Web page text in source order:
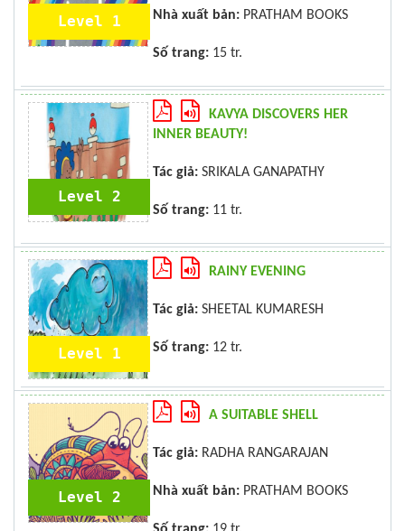
Level 1 Nhà xuất bản: PRATHAM BOOKS
Số trang: 15 tr.
Level 2
KAVYA DISCOVERS HER
INNER BEAUTY!
Tác giả: SRIKALA GANAPATHY
Số trang: 11 tr.
Level 1
RAINY EVENING
Tác giả: SHEETAL KUMARESH
Số trang: 12 tr.
Level 2
A SUITABLE SHELL
Tác giả: RADHA RANGARAJAN
Nhà xuất bản: PRATHAM BOOKS